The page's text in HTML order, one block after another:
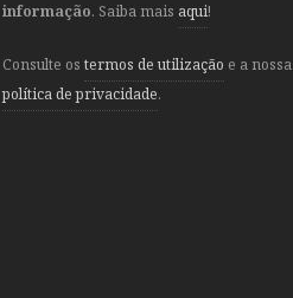
informação. Saiba mais aqui!
Consulte os termos de utilização e a nossa
política de privacidade.